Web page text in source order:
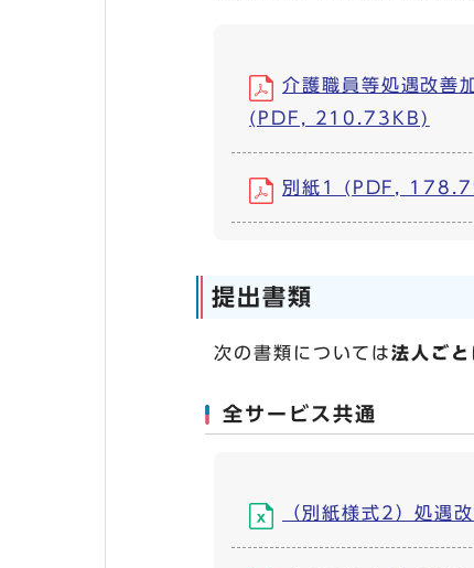
介護職員等処遇改善
(PDF, 210.73KB)
別紙1 (PDF,
提出書類
次の書類については法人ごと
全サービス共通
（別紙様式2）処